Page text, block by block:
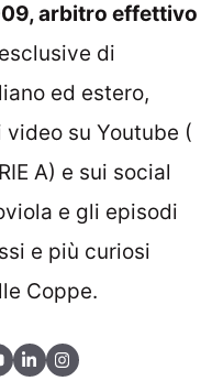
arbitro effettivo
di
ed estero,
su Youtube (
A) e sui social
e gli episodi
e più curiosi
Coppe.